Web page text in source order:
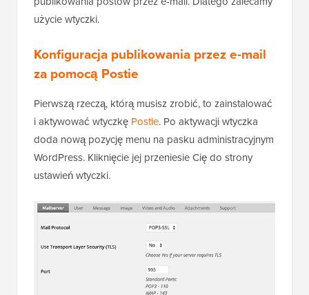
użycie wtyczki.
Konfiguracja publikowania przez e-mail
za pomocą Postie
Pierwszą rzeczą, którą musisz zrobić, to zainstalować
i aktywować wtyczkę Postie. Po aktywacji wtyczka
doda nową pozycję menu na pasku administracyjnym
WordPress. Kliknięcie jej przeniesie Cię do strony
ustawień wtyczki.